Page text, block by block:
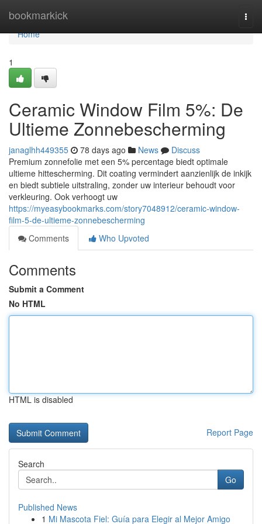
bookmarkick
Home
Home
1
Ceramic Window Film 5%: De
Ultieme Zonnebescherming
janaglhh449355 78 days ago News
Discuss
Premium zonnefolie met een 5% percentage biedt optimale
ultieme hittescherming. Dit coating vermindert aanzienlijk de inkijk
en biedt subtiele uitstraling, zonder uw interieur behoudt voor
verkleuring. Ook verhoogt uw
https://myeasybookmarks.com/story7048912/ceramic-window-
film-5-de-ultieme-zonnebescherming
Comments
Who Upvoted
Comments
Submit a Comment
No HTML
HTML is disabled
Report Page
Search
Go
Published News
1 Mi Mascota Fiel: Guía para Elegir al Mejor Amigo